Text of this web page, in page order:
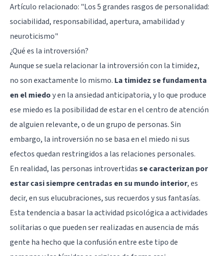
Artículo relacionado: "Los 5 grandes rasgos de personalidad:
sociabilidad, responsabilidad, apertura, amabilidad y
neuroticismo"
¿Qué es la introversión?
Aunque se suela relacionar la introversión con la timidez,
no son exactamente lo mismo. La timidez se fundamenta
en el miedoy en la ansiedad anticipatoria, y lo que produce
ese miedo es la posibilidad de estar en el centro de atención
de alguien relevante, o de un grupo de personas. Sin
embargo, la introversión no se basa en el miedo ni sus
efectos quedan restringidos a las relaciones personales.
En realidad, las personas introvertidasse caracterizan por
estar casi siempre centradas en su mundo interior, es
decir, en sus elucubraciones, sus recuerdos y sus fantasías.
Esta tendencia a basar la actividad psicológica a actividades
solitarias o que pueden ser realizadas en ausencia de más
gente ha hecho que la confusión entre este tipo de